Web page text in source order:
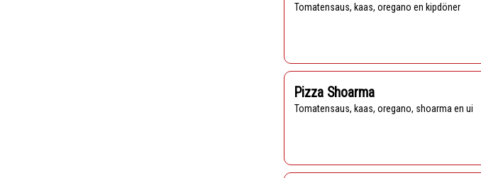
Tomatensaus, kaas, oregano en kipdöner
Pizza Shoarma
Tomatensaus, kaas, oregano, shoarma en ui